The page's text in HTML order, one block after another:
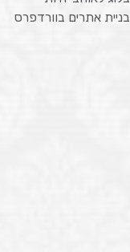
בניית אתרים בוורדפרס